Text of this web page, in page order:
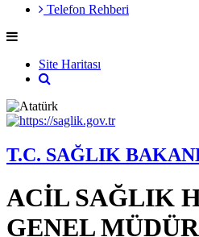
Telefon Rehberi
Site Haritası
T.C. SAĞLIK
ACİL SAĞLIK
GENEL